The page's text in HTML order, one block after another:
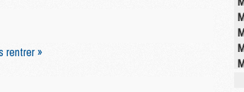
rentrer »